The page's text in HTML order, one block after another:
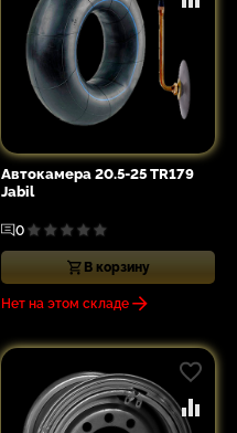
Автокамера 20.5-25 TR179
Jabil
0
В корзину
Нет на этом складе